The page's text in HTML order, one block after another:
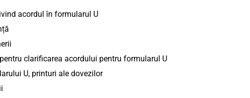
acordul în formularul U
clarificarea acordului pentru formularul U
U, printuri ale dovezilor